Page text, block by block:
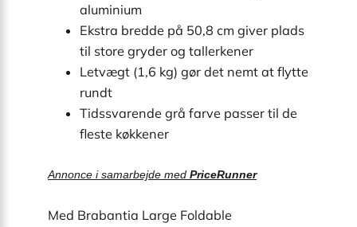
aluminium
Ekstra bredde på 50,8 cm giver plads
til store gryder og tallerkener
Letvægt (1,6 kg) gør det nemt at flytte
rundt
Tidssvarende grå farve passer til de
fleste køkkener
Annonce i samarbejde med PriceRunner
Med Brabantia Large Foldable